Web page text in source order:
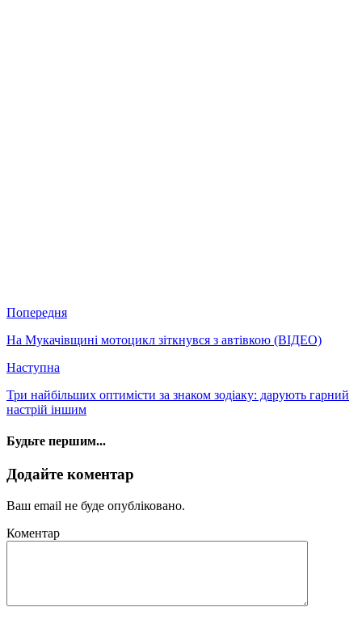
Попередня
На Мукачівщині мотоцикл зіткнувся з автівкою (ВІДЕО)
Наступна
Три найбільших оптимісти за знаком зодіаку: дарують гарний
настрій іншим
Будьте першим...
Додайте коментар
Ваш email не буде опубліковано.
Коментар